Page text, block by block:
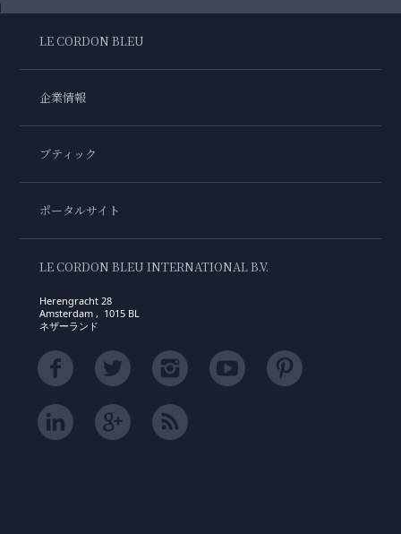
LE CORDON BLEU
企業情報
ブティック
ポータルサイト
LE CORDON BLEU INTERNATIONAL B.V.
Herengracht 28
Amsterdam , 1015 BL
ネザーランド